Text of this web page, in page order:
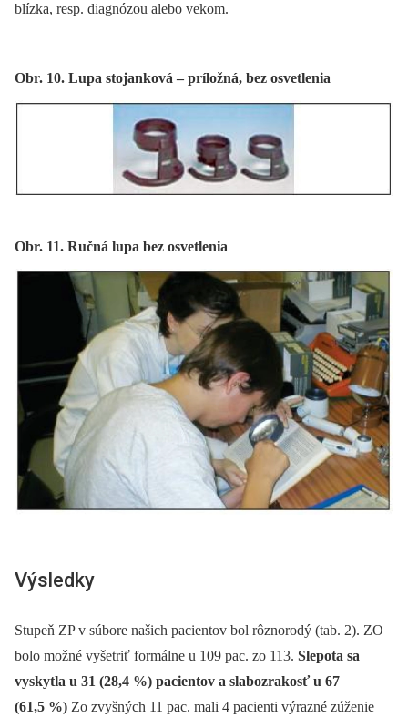
blízka, resp. diagnózou alebo vekom.
Obr. 10. Lupa stojanková – príložná, bez osvetlenia
Obr. 11. Ručná lupa bez osvetlenia
Výsledky
Stupeň ZP v súbore našich pacientov bol rôznorodý (tab. 2). ZO
bolo možné vyšetriť formálne u 109 pac. zo 113. Slepota sa
vyskytla u 31 (28,4 %) pacientov a slabozrakosť u 67
(61,5 %) Zo zvyšných 11 pac. mali 4 pacienti výrazné zúženie